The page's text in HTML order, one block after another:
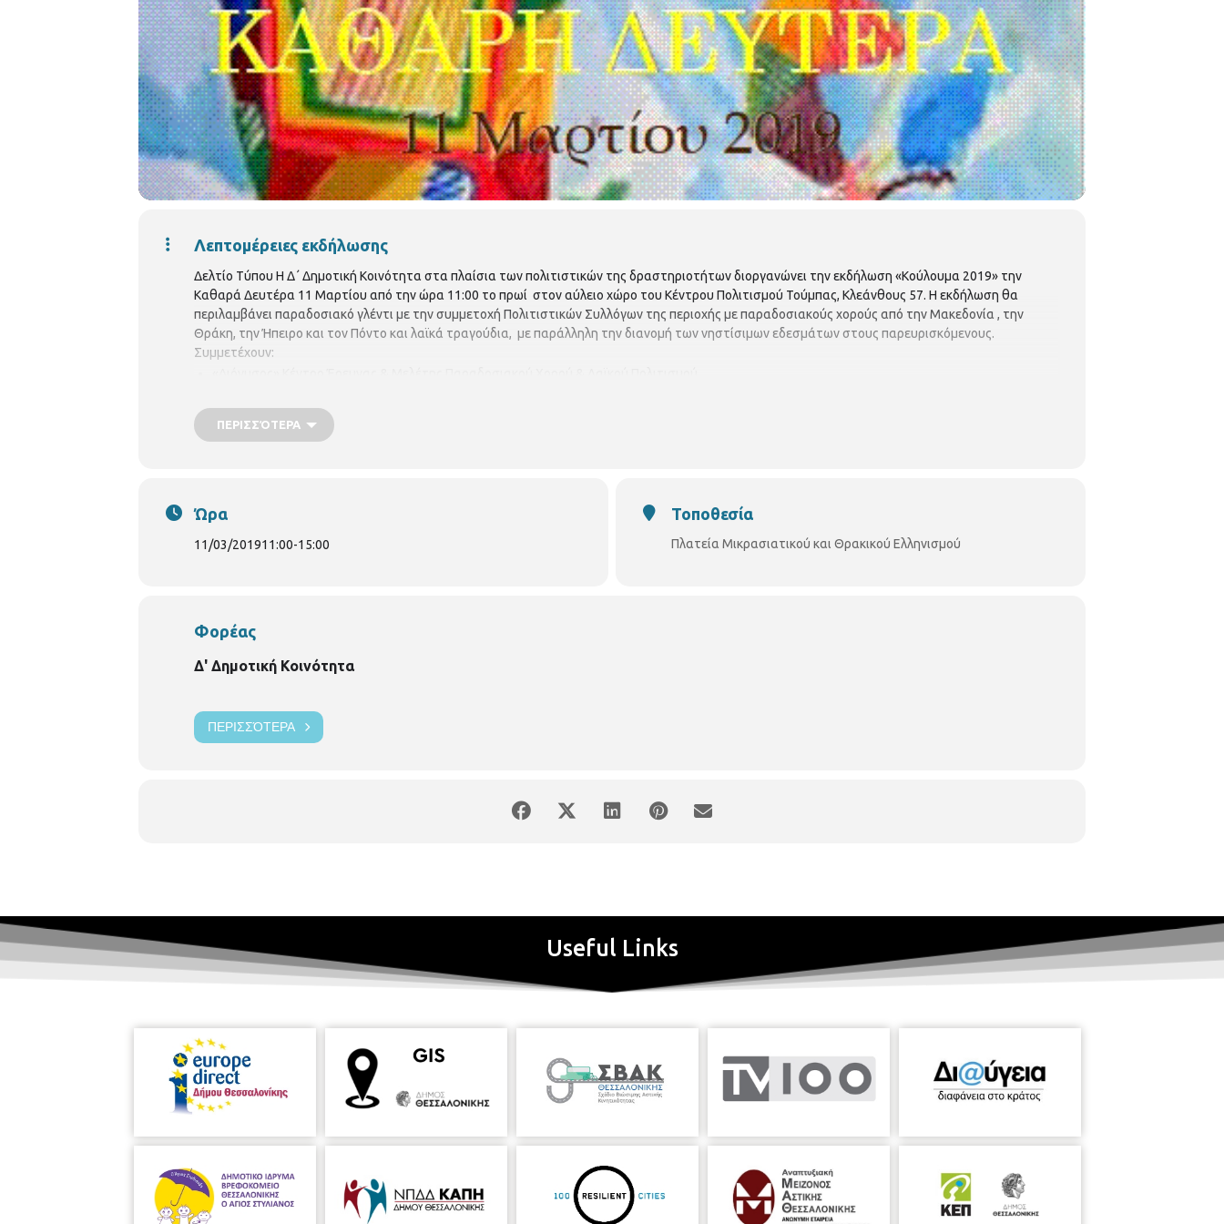
Λεπτομέρειες εκδήλωσης
Δελτίο Τύπου Η Δ΄ Δημοτική Κοινότητα στα πλαίσια των πολιτιστικών της δραστηριοτήτων διοργανώνει την εκδήλωση «Κούλουμα 2019» την
Καθαρά Δευτέρα 11 Μαρτίου από την ώρα 11:00 το πρωί στον αύλειο χώρο του Κέντρου Πολιτισμού Τούμπας, Κλεάνθους 57. Η εκδήλωση θα
περιλαμβάνει παραδοσιακό γλέντι με την συμμετοχή Πολιτιστικών Συλλόγων της περιοχής με παραδοσιακούς χορούς από την Μακεδονία , την
Θράκη, την Ήπειρο και τον Πόντο και λαϊκά τραγούδια, με παράλληλη την διανομή των νηστίσιμων εδεσμάτων στους παρευρισκόμενους.
Συμμετέχουν:
Σύλλογος Τυχεριωτών Θες/νίκης «Ακρίτας»
ΠΕΡΙΣΣΌΤΕΡΑ
Ώρα
11/03/201911:00-15:00
Τοποθεσία
Πλατεία Μικρασιατικού και Θρακικού Ελληνισμού
Φορέας
Δ' Δημοτική Κοινότητα
ΠΕΡΙΣΣΌΤΕΡΑ
Useful Links